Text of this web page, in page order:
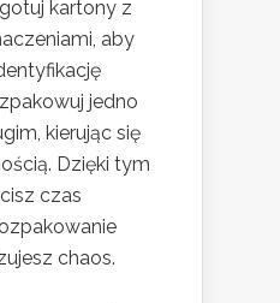
kartony z
aby
jedno
kierując się
Dzięki tym
czas
chaos.